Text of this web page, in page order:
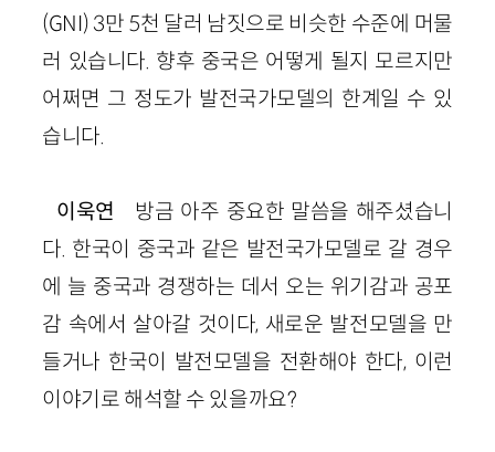
(GNI) 3만 5천 달러 남짓으로 비슷한 수준에 머물
러 있습니다. 향후 중국은 어떻게 될지 모르지만
어쩌면 그 정도가 발전국가모델의 한계일 수 있
습니다.
이욱연 방금 아주 중요한 말씀을 해주셨습니
다. 한국이 중국과 같은 발전국가모델로 갈 경우
에 늘 중국과 경쟁하는 데서 오는 위기감과 공포
감 속에서 살아갈 것이다, 새로운 발전모델을 만
들거나 한국이 발전모델을 전환해야 한다, 이런
이야기로 해석할 수 있을까요?